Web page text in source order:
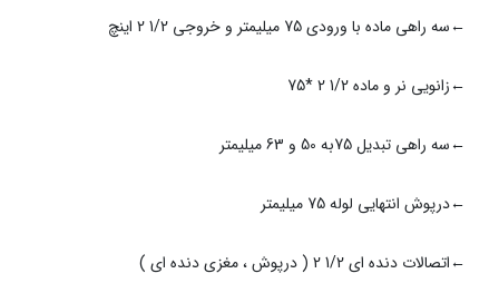
← سه راهی ماده با ورودی 75 میلیمتر و خروجی 1/2 2 اینچ
← زانویی نر و ماده 1/2 2 *75
← سه راهی تبدیل 75به 50 و 63 میلیمتر
←درپوش انتهایی لوله 75 میلیمتر
← اتصالات دنده ای 1/2 2 ( درپوش ، مغزی دنده ای )